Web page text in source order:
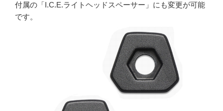
付属の「I.C.E.ライトヘッドスペーサー」にも変更が可能
です。